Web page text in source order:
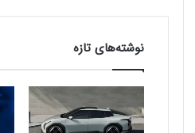
نوشته‌های تازه